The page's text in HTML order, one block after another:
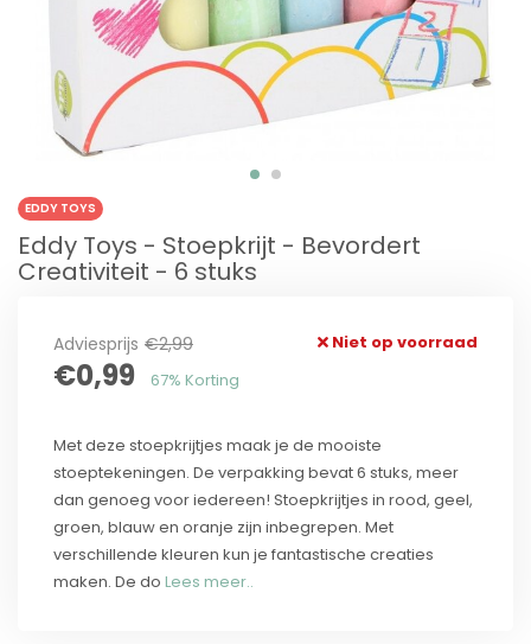
EDDY TOYS
Eddy Toys - Stoepkrijt - Bevordert
Creativiteit - 6 stuks
Adviesprijs €2,99
€0,99 67% Korting
Niet op voorraad
Met deze stoepkrijtjes maak je de mooiste
stoeptekeningen. De verpakking bevat 6 stuks, meer
dan genoeg voor iedereen! Stoepkrijtjes in rood, geel,
groen, blauw en oranje zijn inbegrepen. Met
verschillende kleuren kun je fantastische creaties
maken. De do Lees meer..